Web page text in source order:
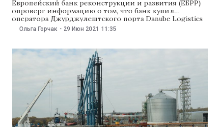
Европейский банк реконструкции и развития (ЕБРР)
опроверг информацию о том, что банк купил
оператора Джурджулештского порта Danube Logistics
за €1000. Однако ЕБРР назвал конфиденциальными
данные о сумме покупки акций Thomo Invest Ltd,
Кроме того, ЕБРР подчеркнул, что земля, на которой
расположен порт, принадлежит государству. Об
Ольга Горчак - 29 Июн 2021 11:35